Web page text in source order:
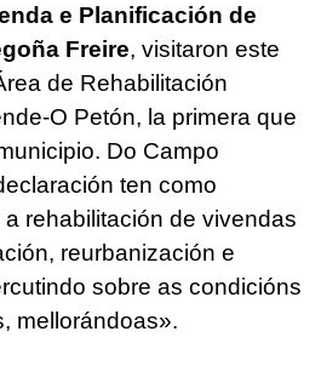
e Planificación de
Freire, visitaron este
de Rehabilitación
O Petón, la primera que
Do Campo
ten como
rehabilitación de vivendas
reurbanización e
sobre as condicións
mellorándoas».